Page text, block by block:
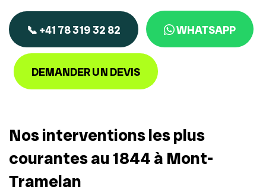
📞 +41 78 319 32 82 WHATSAPP
DEMANDER UN DEVIS
Nos interventions les plus
courantes au 1844 à Mont-
Tramelan